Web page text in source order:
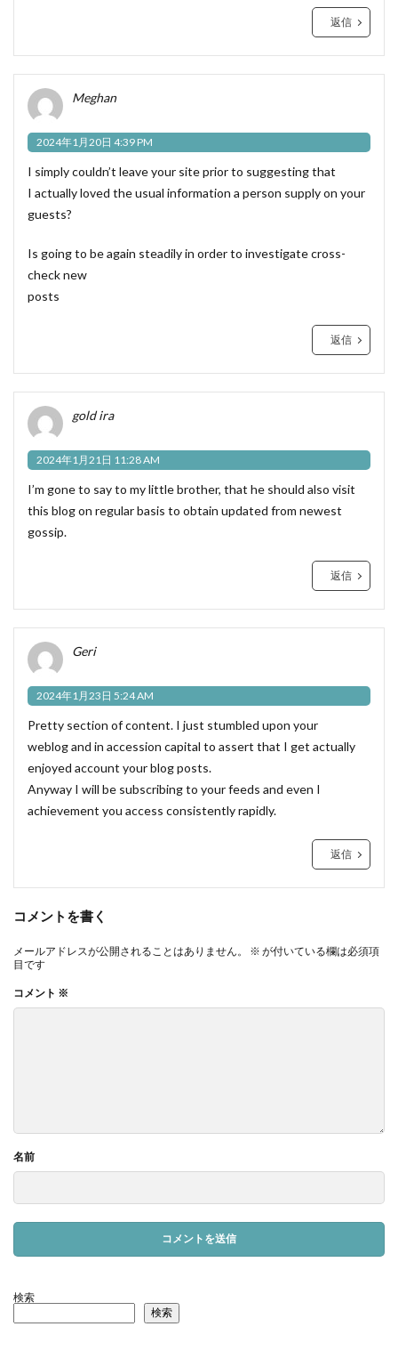
返信
Meghan
2024年1月20日 4:39 PM
I simply couldn’t leave your site prior to suggesting that
I actually loved the usual information a person supply on your
guests?
Is going to be again steadily in order to investigate cross-
check new
posts
返信
gold ira
2024年1月21日 11:28 AM
I’m gone to say to my little brother, that he should also visit
this blog on regular basis to obtain updated from newest
gossip.
返信
Geri
2024年1月23日 5:24 AM
Pretty section of content. I just stumbled upon your
weblog and in accession capital to assert that I get actually
enjoyed account your blog posts.
Anyway I will be subscribing to your feeds and even I
achievement you access consistently rapidly.
返信
コメントを書く
メールアドレスが公開されることはありません。 ※ が付いている欄は必須項
目です
コメント ※
名前
検索
検索